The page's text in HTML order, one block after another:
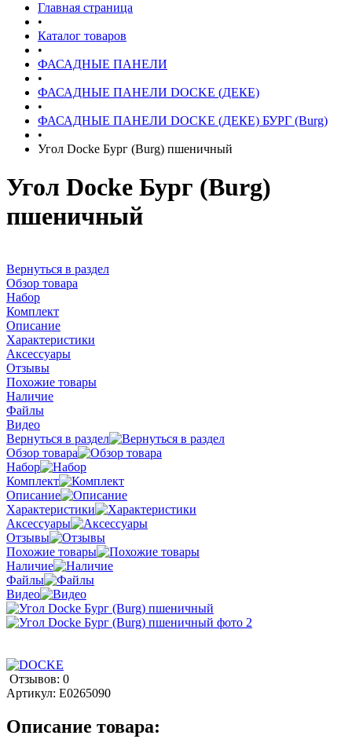
Главная страница
•
Каталог товаров
•
ФАСАДНЫЕ ПАНЕЛИ
•
ФАСАДНЫЕ ПАНЕЛИ DOCKE (ДЕКЕ)
•
ФАСАДНЫЕ ПАНЕЛИ DOCKE (ДЕКЕ) БУРГ (Burg)
•
Угол Docke Бург (Burg) пшеничный
Угол Docke Бург (Burg)
пшеничный
Вернуться в раздел
Обзор товара
Набор
Комплект
Описание
Характеристики
Аксессуары
Отзывы
Похожие товары
Наличие
Файлы
Видео
Вернуться в раздел
Обзор товара
Набор
Комплект
Описание
Характеристики
Аксессуары
Отзывы
Похожие товары
Наличие
Файлы
Видео
Отзывов: 0
Артикул: E0265090
Описание товара: